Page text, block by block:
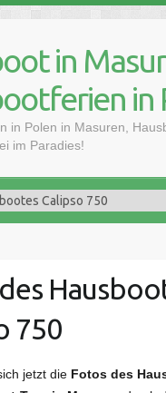
in
in
in Polen in Masuren,
im Paradies!
750
jetzt die Fotos des